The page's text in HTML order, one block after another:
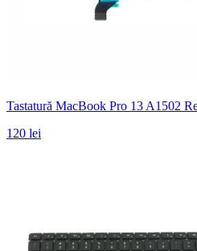
Tastatură MacBook Pro 13 A1502
120 lei